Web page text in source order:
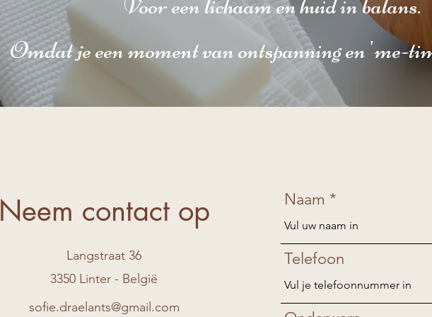
Omdat je een moment van ontspanning en 'me-
Neem contact op
Langstraat 36
3350 Linter - België
sofie.draelants@gmail.com
Naam
Telefoon